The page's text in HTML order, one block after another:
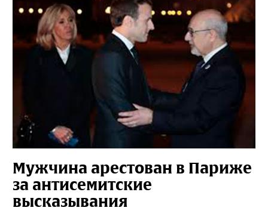
Мужчина арестован в Париже
за антисемитские
высказывания